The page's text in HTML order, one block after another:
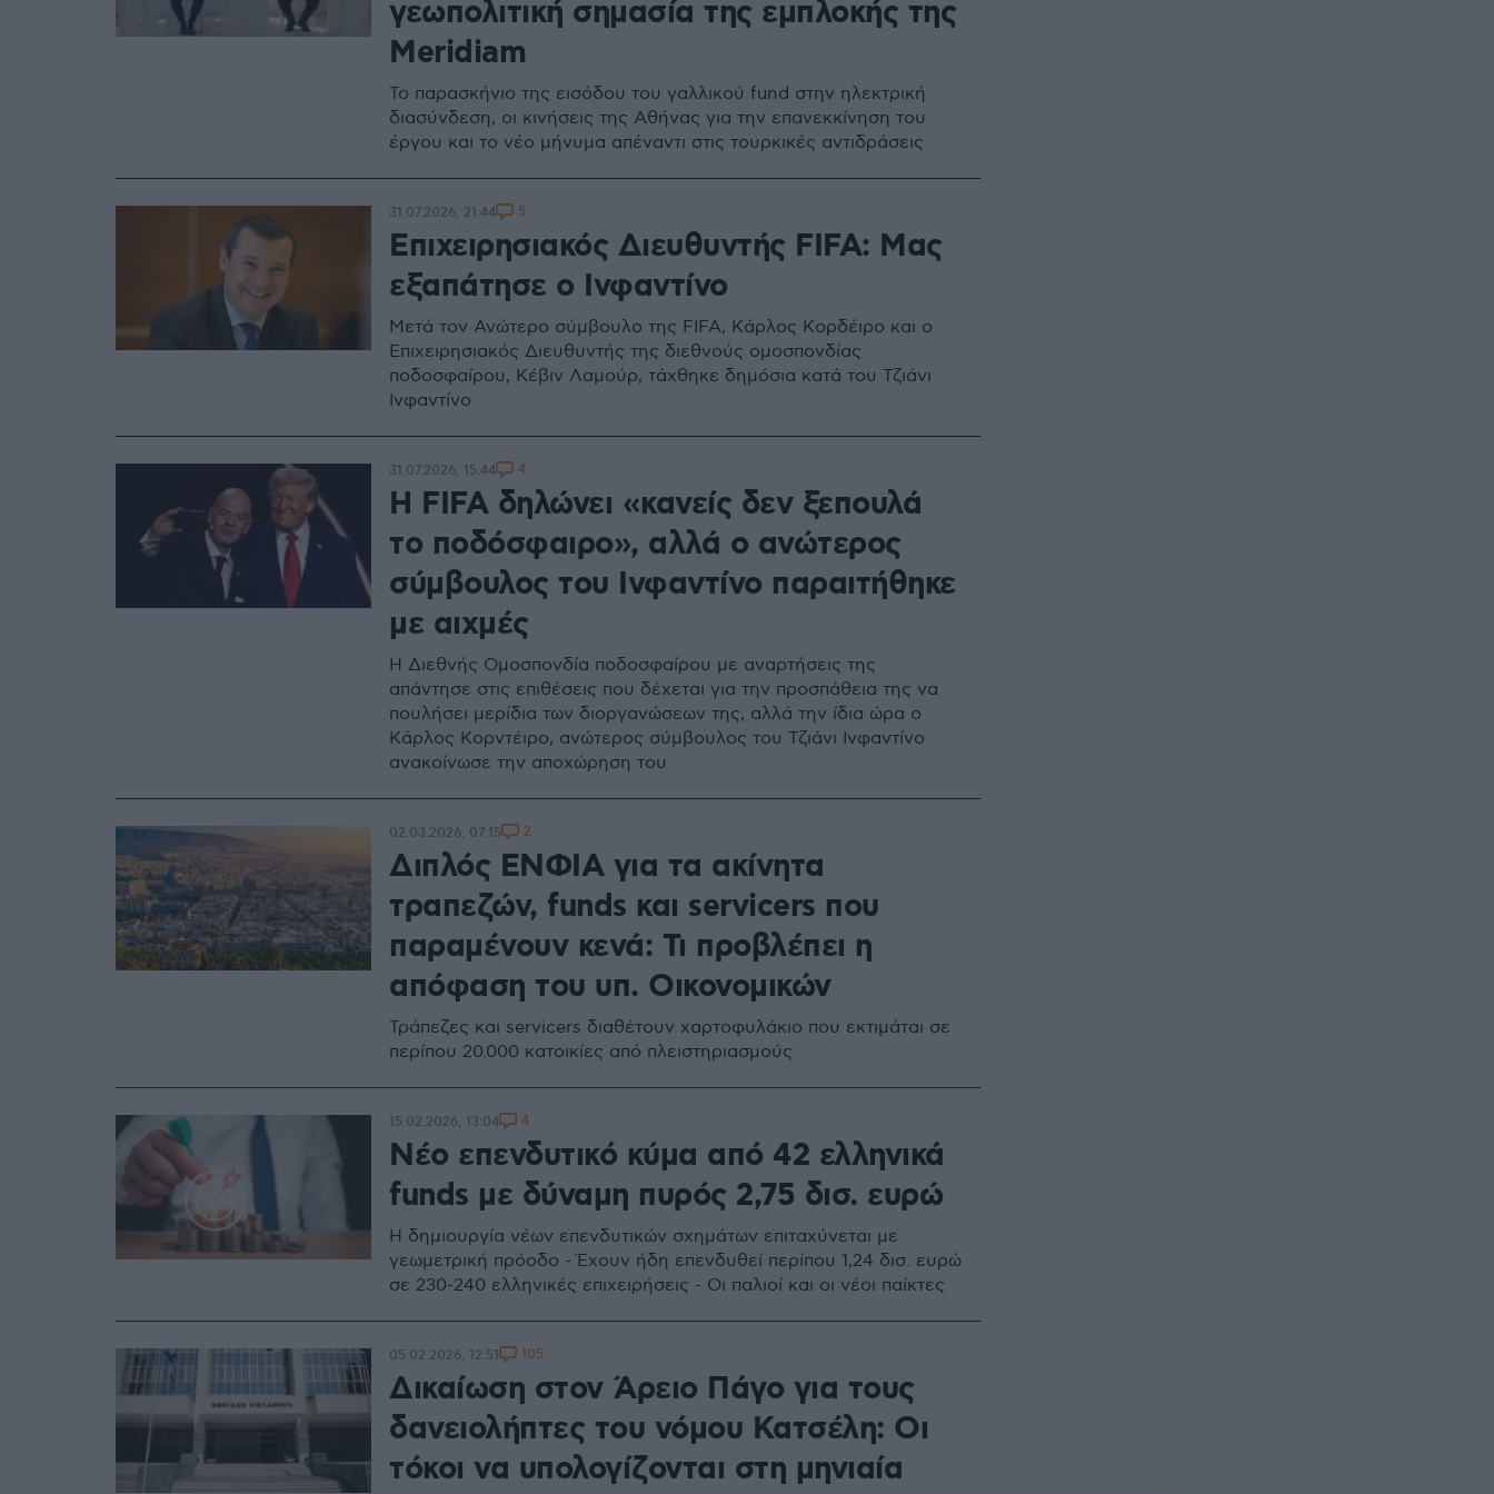
γεωπολιτική σημασία της εμπλοκής της
Meridiam
Το παρασκήνιο της εισόδου του γαλλικού fund στην ηλεκτρική
διασύνδεση, οι κινήσεις της Αθήνας για την επανεκκίνηση του
έργου και το νέο μήνυμα απέναντι στις τουρκικές αντιδράσεις
Επιχειρησιακός Διευθυντής FIFA: Μας
εξαπάτησε ο Ινφαντίνο
Μετά τον Ανώτερο σύμβουλο της FIFA, Κάρλος Κορδέιρο και ο
Επιχειρησιακός Διευθυντής της διεθνούς ομοσπονδίας
ποδοσφαίρου, Κέβιν Λαμούρ, τάχθηκε δημόσια κατά του Τζιάνι
Ινφαντίνο
31.07.2026, 21:44 5
Η FIFA δηλώνει «κανείς δεν ξεπουλά
το ποδόσφαιρο», αλλά ο ανώτερος
σύμβουλος του Ινφαντίνο παραιτήθηκε
με αιχμές
Η Διεθνής Ομοσπονδία ποδοσφαίρου με αναρτήσεις της
απάντησε στις επιθέσεις που δέχεται για την προσπάθεια της να
πουλήσει μερίδια των διοργανώσεων της, αλλά την ίδια ώρα ο
Κάρλος Κορντέιρο, ανώτερος σύμβουλος του Τζιάνι Ινφαντίνο
ανακοίνωσε την αποχώρηση του
31.07.2026, 15:44 4
Διπλός ΕΝΦΙΑ για τα ακίνητα
τραπεζών, funds και servicers που
παραμένουν κενά: Τι προβλέπει η
απόφαση του υπ. Οικονομικών
Τράπεζες και servicers διαθέτουν χαρτοφυλάκιο που εκτιμάται σε
περίπου 20.000 κατοικίες από πλειστηριασμούς
02.03.2026, 07:15 2
Νέο επενδυτικό κύμα από 42 ελληνικά
funds με δύναμη πυρός 2,75 δισ. ευρώ
Η δημιουργία νέων επενδυτικών σχημάτων επιταχύνεται με
γεωμετρική πρόοδο - Έχουν ήδη επενδυθεί περίπου 1,24 δισ. ευρώ
σε 230-240 ελληνικές επιχειρήσεις - Οι παλιοί και οι νέοι παίκτες
15.02.2026, 13:04 4
Δικαίωση στον Άρειο Πάγο για τους
δανειολήπτες του νόμου Κατσέλη: Οι
τόκοι να υπολογίζονται στη μηνιαία
05.02.2026, 12:51 105